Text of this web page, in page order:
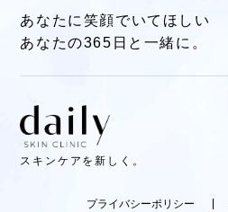
あなたに笑顔でいてほしい
あなたの365日と一緒に。
スキンケアを新しく。
プライバシーポリシー